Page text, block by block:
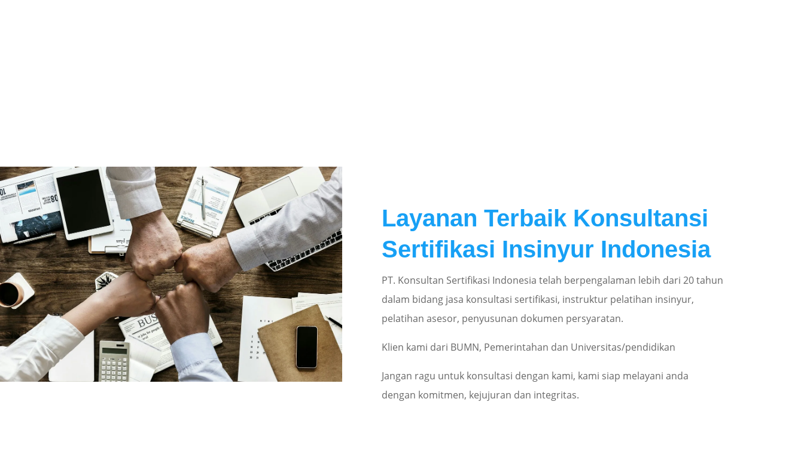
Layanan Terbaik Konsultansi
Sertifikasi Insinyur Indonesia
PT. Konsultan Sertifikasi Indonesia telah berpengalaman lebih dari 20 tahun
dalam bidang jasa konsultasi sertifikasi, instruktur pelatihan insinyur,
pelatihan asesor, penyusunan dokumen persyaratan.
Klien kami dari BUMN, Pemerintahan dan Universitas/pendidikan
Jangan ragu untuk konsultasi dengan kami, kami siap melayani anda
dengan komitmen, kejujuran dan integritas.